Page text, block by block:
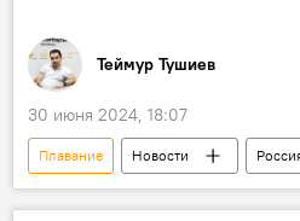
Теймур Тушиев
30 июня 2024, 18:07
Плавание Новости
Якутия
VIII Игры "Дети Азии"